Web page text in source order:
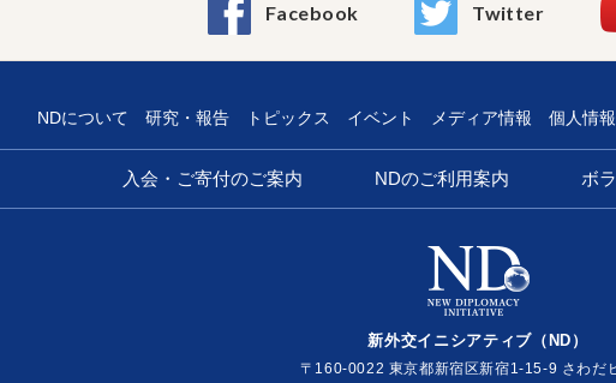
Facebook Twitter
NDについて 研究・報告 トピックス イベント メディア情報 個人情
入会・ご寄付のご案内 NDのご利用案内 ボ
新外交イニシアティブ（ND）
〒160-0022 東京都新宿区新宿1-15-9 さわだ